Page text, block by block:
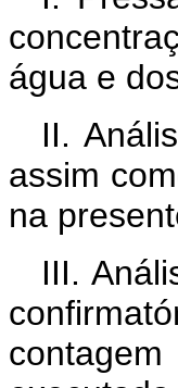
água e
II.
assim
na
III.